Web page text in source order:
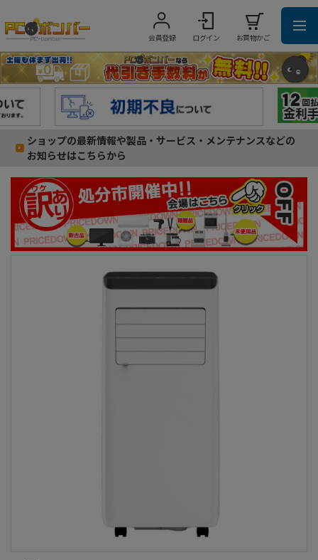
会員登録 ログイン お買物かご
ショップの最新情報や製品・サービス・メンテナンスなどの
お知らせはこちらから